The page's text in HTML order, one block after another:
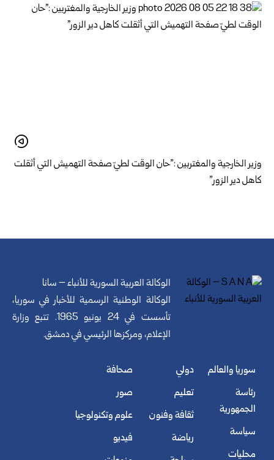
وزير الخارجية والمغتربين :”حان الوقت لطيّ صفحة التهميش التي أثقلت
كاهل دير الزور”
الوكالة العربية السورية للأنباء – سانا
الوكالة الوطنية الرسمية للأخبار في سوريا،
تأسست في 24 يونيو 1965. تتبع وزارة
الإعلام، ومركزها الرئيسي في دمشق.
سوريا والعالم
رئاسة
الجمهورية
سياسة
محليات
دولي
تعليم
ثقافة وفنون
رياضة
صحافة
صور
علوم وتكنولوجيا
فيديو